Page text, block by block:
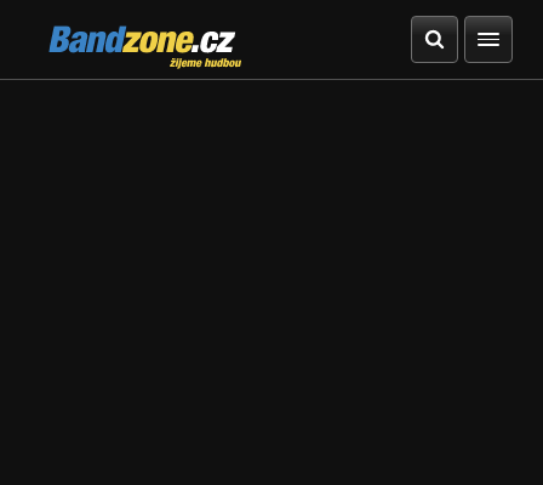
Bandzone.cz
žijeme hudbou